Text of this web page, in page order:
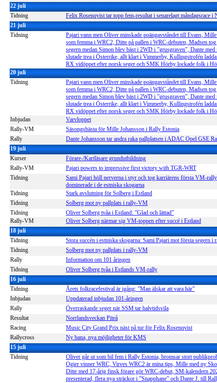
22 juli
Tidning
Felix Rosenqvist tar topp fem-resultat i senarelagt måndagsrace i
21 juli
Tidning
Pajari vann men Oliver minskade poängavståndet till Evans,
som femma i WRC2, Ditte på pallen i WRC-debuten, Madsen tog
segern medan Simon blev bäst i 2WD i ”grusgraven”, Dante
slutade trea i Österrike, allt klart i Vimmerby, Kullingstrofén
RX vidöppet efter norsk seger och SMK Hörby lockade folk i
20 juli
Tidning
Pajari vann men Oliver minskade poängavståndet till Evans,
som femma i WRC2, Ditte på pallen i WRC-debuten, Madsen tog
segern medan Simon blev bäst i 2WD i ”grusgraven”, Dante
slutade trea i Österrike, allt klart i Vimmerby, Kullingstrofén
RX vidöppet efter norsk seger och SMK Hörby lockade folk i
Inbjudan
Varvloppet
Rally-VM
Säsongsbästa för Mille Johansson i Rally Estonia
Rally
Dante Johansson tar andra raka pallplatsen i ADAC Opel GSE
19 juli
Kurser
Förare-/Kartläsare grundutbildning
Rally-VM
Pajari powers to impressive first victory with TGR-WRT
Tidning
Sami Pajari höll nerverna i styr och tog karriärens första VM-
dominerade i de estniska skogarna
Tidning
Stark avslutning för Solberg i Estland
Tidning
Solberg mot ny pallplats i rally-VM
Tidning
Oliver Solberg tvåa i Estland: ”Glad och lättad”
Rally-VM
Oliver Solberg närmar sig VM-toppen efter succé i Estland
18 juli
Tidning
Stora succén i estniska skogarna: Sami Pajari mot första segern
Tidning
Solberg mot ny pallplats i rally-VM
Rally
Information om 101 åringen
Tidning
Oliver Solberg tvåa i Estlands VM-rally
16 juli
Tidning
Årets folkracefestival är igång: ”Man älskar att vara här”
Inbjudan
Uppdaterad inbjudan 101-åringen
Rally
Överraskande seger när SSM tar halvtidsvila
Resultat
Norrlandsveckan Piteå
Racing
Music City Grand Prix näst på tur för Felix Rosenqvist
Rallycross
Ny bana, nya möjligheter för KMS
15 juli
Tidning
Oliver går ut som bil fem i Rally Estonia, bromsar stort
Ogier vinner WRC, Virves WRC2 är mina tips, Mille med ny
Ditte med 17-årig finsk förare gör WRC-debut, SM-kalendern
presenterad, flera nya sträckor i ”Snapphane” och Dante J. till